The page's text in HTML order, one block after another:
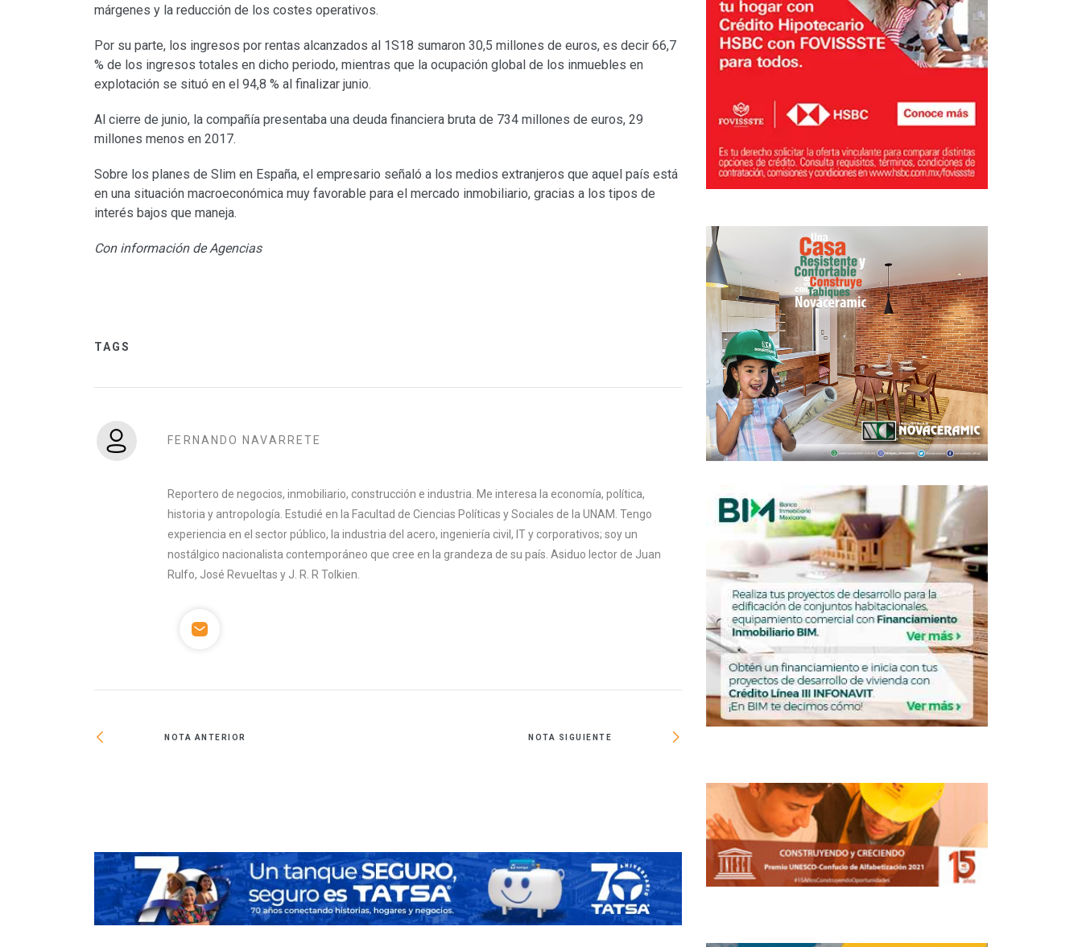
márgenes y la reducción de los costes operativos.
Por su parte, los ingresos por rentas alcanzados al 1S18 sumaron 30,5 millones de euros, es decir 66,7
% de los ingresos totales en dicho periodo, mientras que la ocupación global de los inmuebles en
explotación se situó en el 94,8 % al finalizar junio.
Al cierre de junio, la compañía presentaba una deuda financiera bruta de 734 millones de euros, 29
millones menos en 2017.
Sobre los planes de Slim en España, el empresario señaló a los medios extranjeros que aquel país está
en una situación macroeconómica muy favorable para el mercado inmobiliario, gracias a los tipos de
interés bajos que maneja.
Con información de Agencias
TAGS
FERNANDO NAVARRETE
Reportero de negocios, inmobiliario, construcción e industria. Me interesa la economía, política,
historia y antropología. Estudié en la Facultad de Ciencias Políticas y Sociales de la UNAM. Tengo
experiencia en el sector público, la industria del acero, ingeniería civil, IT y corporativos; soy un
nostálgico nacionalista contemporáneo que cree en la grandeza de su país. Asiduo lector de Juan
Rulfo, José Revueltas y J. R. R Tolkien.
NOTA ANTERIOR NOTA SIGUIENTE
2T2018